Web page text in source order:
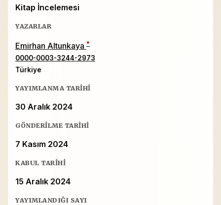
Kitap İncelemesi
YAZARLAR
Emirhan Altunkaya *
0000-0003-3244-2973
Türkiye
YAYIMLANMA TARIHI
30 Aralık 2024
GÖNDERILME TARIHI
7 Kasım 2024
KABUL TARIHI
15 Aralık 2024
YAYIMLANDIĞI SAYI